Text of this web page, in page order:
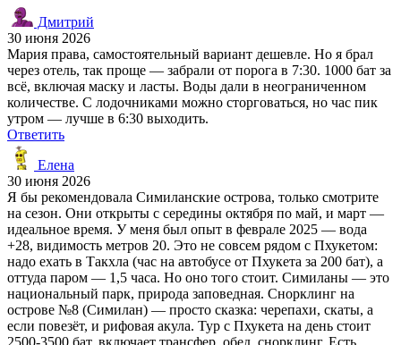
Дмитрий
30 июня 2026
Мария права, самостоятельный вариант дешевле. Но я брал
через отель, так проще — забрали от порога в 7:30. 1000 бат за
всё, включая маску и ласты. Воды дали в неограниченном
количестве. С лодочниками можно сторговаться, но час пик
утром — лучше в 6:30 выходить.
Ответить
Елена
30 июня 2026
Я бы рекомендовала Симиланские острова, только смотрите
на сезон. Они открыты с середины октября по май, и март —
идеальное время. У меня был опыт в феврале 2025 — вода
+28, видимость метров 20. Это не совсем рядом с Пхукетом:
надо ехать в Такхла (час на автобусе от Пхукета за 200 бат), а
оттуда паром — 1,5 часа. Но оно того стоит. Симиланы — это
национальный парк, природа заповедная. Снорклинг на
острове №8 (Симилан) — просто сказка: черепахи, скаты, а
если повезёт, и рифовая акула. Тур с Пхукета на день стоит
2500-3500 бат, включает трансфер, обед, снорклинг. Есть